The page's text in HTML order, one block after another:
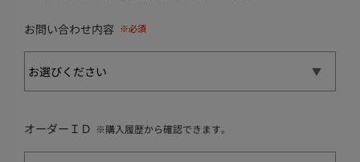
お問い合わせ内容
オーダーＩＤ ※購入履歴から確認できます。